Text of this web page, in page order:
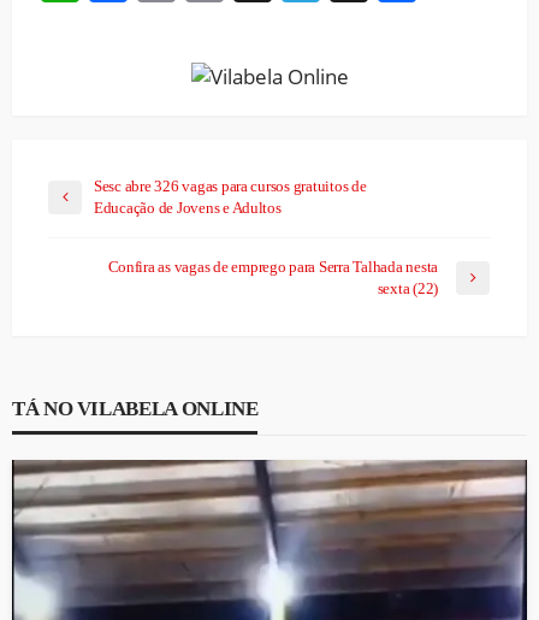
Sesc abre 326 vagas para cursos gratuitos de
Educação de Jovens e Adultos
Confira as vagas de emprego para Serra Talhada nesta
sexta (22)
TÁ NO VILABELA ONLINE